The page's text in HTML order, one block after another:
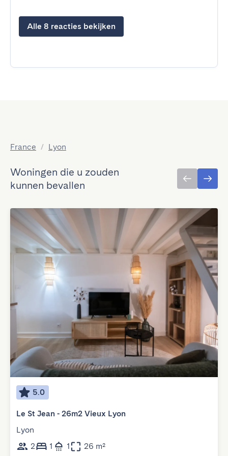
Alle 8 reacties bekijken
France / Lyon
Woningen die u zouden
kunnen bevallen
5.0
Le St Jean - 26m2 Vieux Lyon
Lyon
2
1 1 26 m²